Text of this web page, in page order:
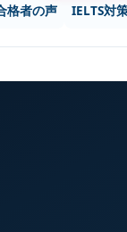
格者の声 IELTS対